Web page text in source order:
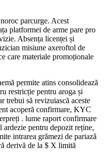
parcurge. Acest
platformei de arme pare pro
Absența licenței și
misiune axeroftol de
care materiale promoționale
permite atins consolidează
restricție pentru aroga și
trebui să revizuiască aceste
acoperă confirmare, KYC
. lume raport confirmare
pentru depozit reține,
intrarea grămezi de pariază
derivă de la $ X limită